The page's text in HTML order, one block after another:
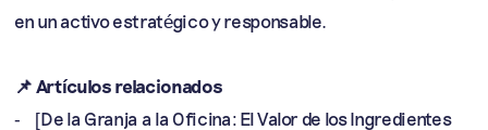
en un activo estratégico y responsable.
📌 Artículos relacionados
- [De la Granja a la Oficina: El Valor de los Ingredientes